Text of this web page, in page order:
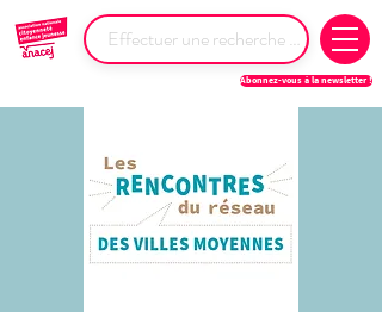
Abonnez-vous à la newsletter !